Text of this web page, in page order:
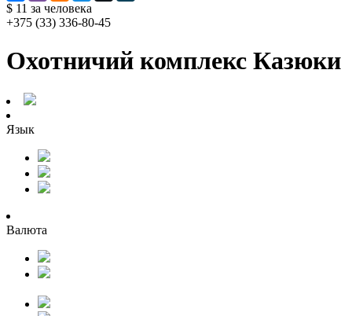
$ 11 за человека
+375 (33) 336-80-45
Охотничий комплекс Казюки
Язык
Валюта